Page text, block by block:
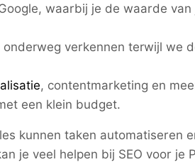
waarbij je de waarde
verkennen terwijl we
, contentmarketing en
een klein budget.
kunnen taken automatiseren
je veel helpen bij SEO voor je